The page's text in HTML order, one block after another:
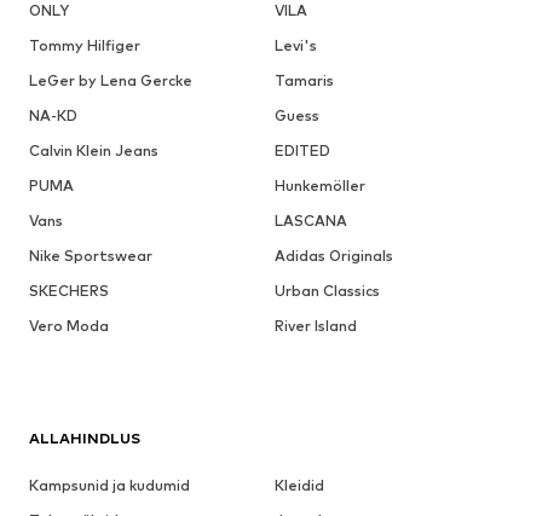
ONLY
VILA
Tommy Hilfiger
Levi's
LeGer by Lena Gercke
Tamaris
NA-KD
Guess
Calvin Klein Jeans
EDITED
PUMA
Hunkemöller
Vans
LASCANA
Nike Sportswear
Adidas Originals
SKECHERS
Urban Classics
Vero Moda
River Island
ALLAHINDLUS
Kampsunid ja kudumid
Kleidid